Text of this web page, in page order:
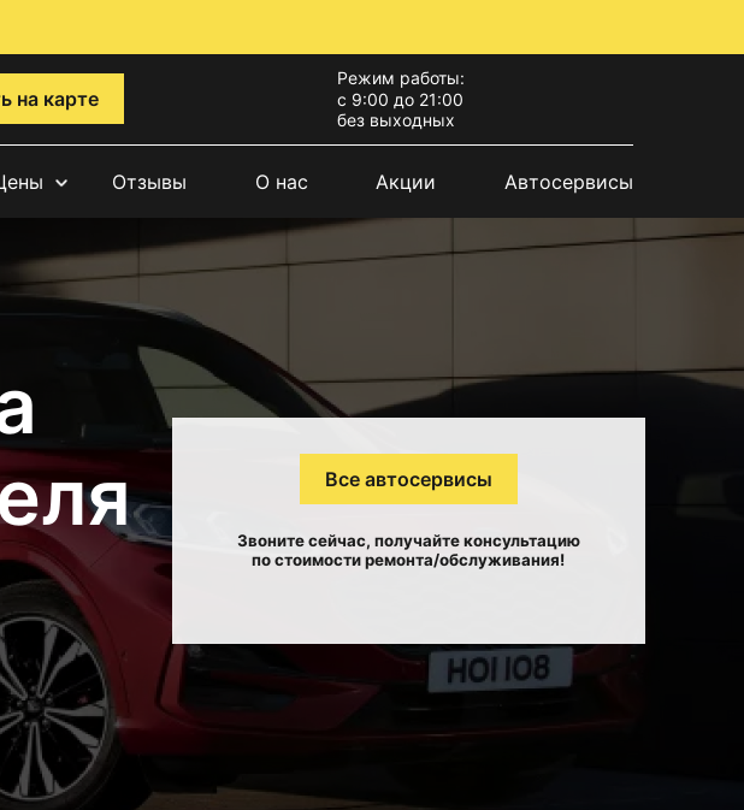
на карте
Режим работы:
с 9:00 до 21:00
без выходных
Отзывы О нас Акции Автосервисы
Все автосервисы
Звоните сейчас, получайте консультацию
по стоимости ремонта/обслуживания!